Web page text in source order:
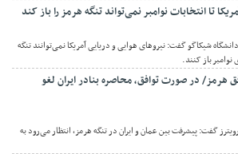
تا انتخابات نوامبر نمی‌تواند تنگه هرمز را باز کند
شیکاگو گفت: نیرو‌های هوایی و دریایی آمریکا نمی‌توانند تنگه
نوامبر باز کنند.
هرمز/ در صورت توافق، محاصره بنادر ایران لغو
گفت: پیشرفت بین عمان و ایران در تنگه هرمز، انتظار می‌رود به